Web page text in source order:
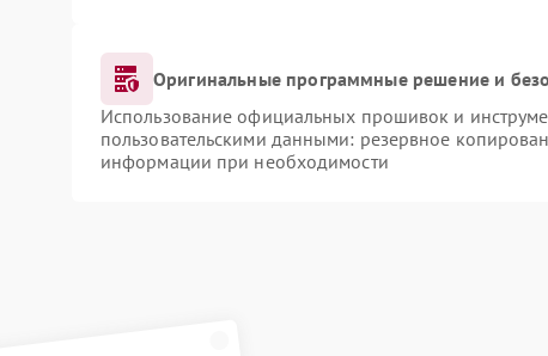
Оригинальные программные решение и
Использование официальных прошивок и
пользовательскими данными: резервное
информации при необходимости